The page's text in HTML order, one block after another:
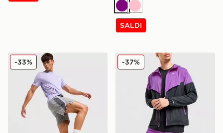
ViolaRosa
SALDI
Under Armour Pantaloncini Launch
-33% Nike Pantaloncino
-37%